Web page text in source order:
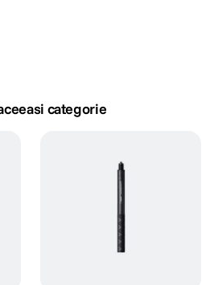
categorie